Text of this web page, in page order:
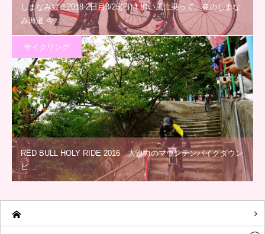
しまなみ縦走2018 2日目3/25(日)！追い風に乗って、春のしまな
み海道 今…
サイクリング
RED BULL HOLY RIDE 2016 大迫力のマウンテンバイクダウン
ヒ…